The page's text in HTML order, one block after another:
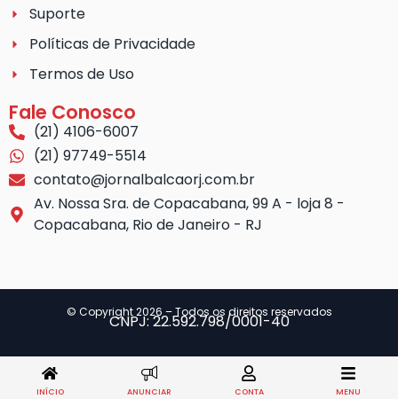
Suporte
Políticas de Privacidade
Termos de Uso
Fale Conosco
(21) 4106-6007
(21) 97749-5514
contato@jornalbalcaorj.com.br
Av. Nossa Sra. de Copacabana, 99 A - loja 8 -
Copacabana, Rio de Janeiro - RJ
© Copyright 2026 – Todos os direitos reservados
CNPJ: 22.592.798/0001-40
INÍCIO ANUNCIAR CONTA MENU